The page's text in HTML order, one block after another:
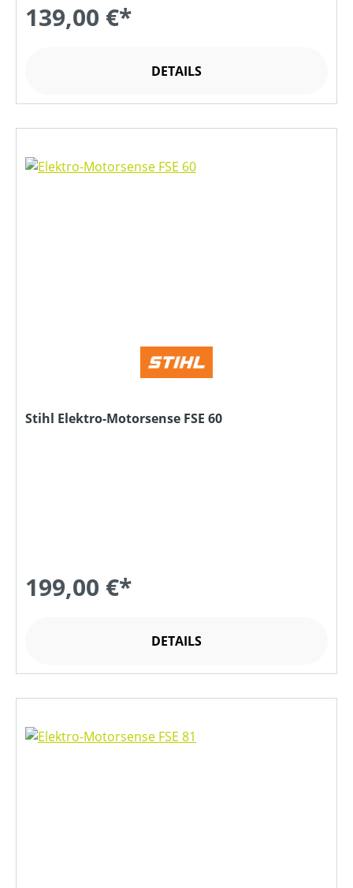
139,00 €*
DETAILS
Stihl Elektro-Motorsense FSE 60
199,00 €*
DETAILS